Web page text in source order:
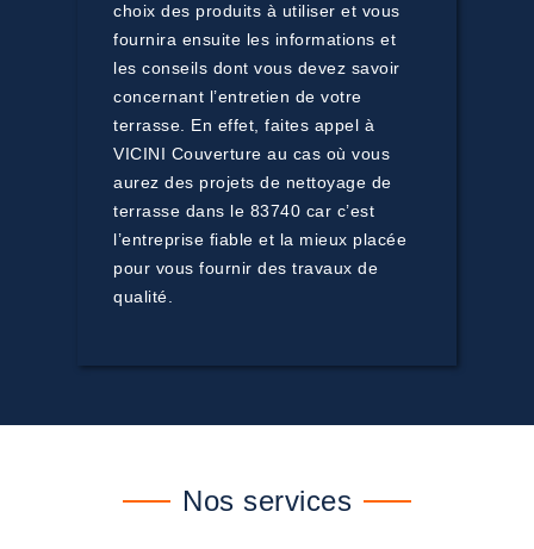
choix des produits à utiliser et vous
fournira ensuite les informations et
les conseils dont vous devez savoir
concernant l’entretien de votre
terrasse. En effet, faites appel à
VICINI Couverture au cas où vous
aurez des projets de nettoyage de
terrasse dans le 83740 car c’est
l’entreprise fiable et la mieux placée
pour vous fournir des travaux de
qualité.
Nos services